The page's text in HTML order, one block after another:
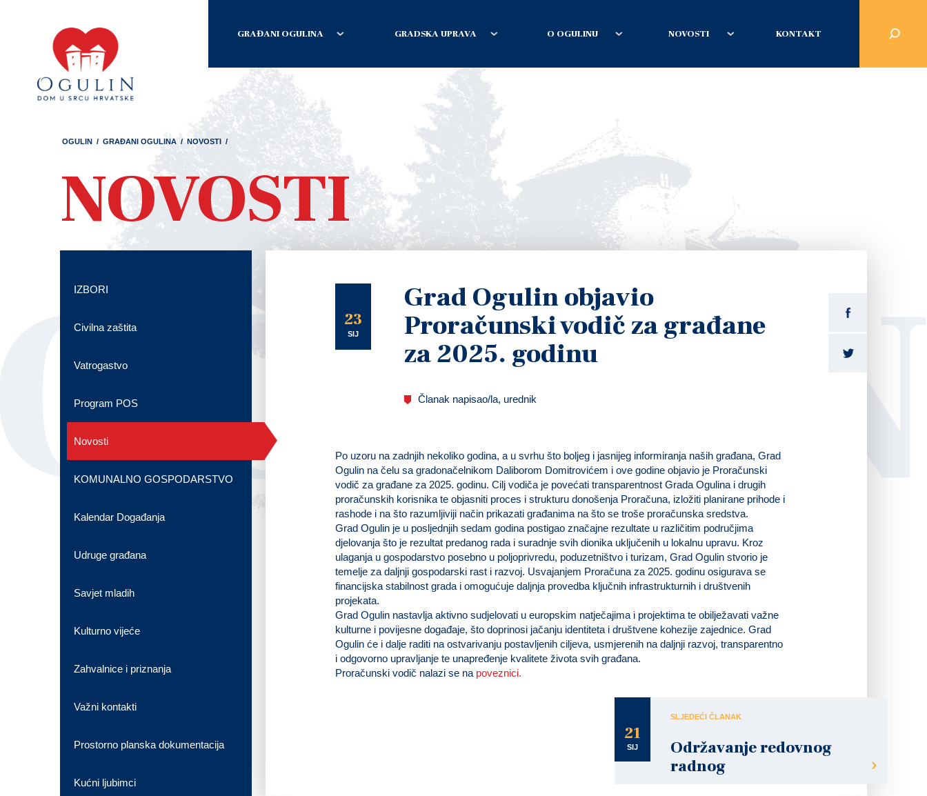
GRAĐANI OGULINA GRADSKA UPRAVA O OGULINU NOVOSTI KONTAKT
OGULIN / GRAĐANI OGULINA / NOVOSTI /
NOVOSTI
23
SIJ
Grad Ogulin objavio
Proračunski vodič za građane
za 2025. godinu
Članak napisao/la, urednik
Po uzoru na zadnjih nekoliko godina, a u svrhu što boljeg i jasnijeg informiranja naših građana, Grad
Ogulin na čelu sa gradonačelnikom Daliborom Domitrovićem i ove godine objavio je Proračunski
vodič za građane za 2025. godinu. Cilj vodiča je povećati transparentnost Grada Ogulina i drugih
proračunskih korisnika te objasniti proces i strukturu donošenja Proračuna, izložiti planirane prihode i
rashode i na što razumljiviji način prikazati građanima na što se troše proračunska sredstva.
Grad Ogulin je u posljednjih sedam godina postigao značajne rezultate u različitim područjima
djelovanja što je rezultat predanog rada i suradnje svih dionika uključenih u lokalnu upravu. Kroz
ulaganja u gospodarstvo posebno u poljoprivredu, poduzetništvo i turizam, Grad Ogulin stvorio je
temelje za daljnji gospodarski rast i razvoj. Usvajanjem Proračuna za 2025. godinu osigurava se
financijska stabilnost grada i omogućuje daljnja provedba ključnih infrastrukturnih i društvenih
projekata.
Grad Ogulin nastavlja aktivno sudjelovati u europskim natječajima i projektima te obilježavati važne
kulturne i povijesne događaje, što doprinosi jačanju identiteta i društvene kohezije zajednice. Grad
Ogulin će i dalje raditi na ostvarivanju postavljenih ciljeva, usmjerenih na daljnji razvoj, transparentno
i odgovorno upravljanje te unapređenje kvalitete života svih građana.
Proračunski vodič nalazi se na poveznici.
21
SIJ
SLJEDEĆI ČLANAK
Održavanje redovnog
radnog
IZBORI
Civilna zaštita
Vatrogastvo
Program POS
Novosti
KOMUNALNO GOSPODARSTVO
Kalendar Događanja
Udruge građana
Savjet mladih
Kulturno vijeće
Zahvalnice i priznanja
Važni kontakti
Prostorno planska dokumentacija
Kućni ljubimci